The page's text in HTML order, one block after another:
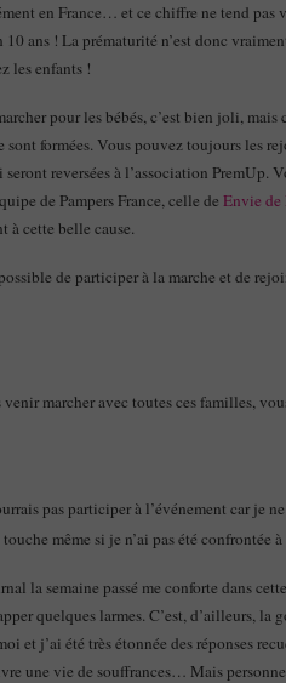
en France… et ce chiffre ne tend pas
10 ans ! La prématurité n’est donc
les enfants !
pour les bébés, c’est bien joli,
sont formées. Vous pouvez toujours les
seront reversées à l’association PremUp.
de Pampers France, celle de Envie de
à cette belle cause.
de participer à la marche et de
venir marcher avec toutes ces familles,
pas participer à l’événement car je
même si je n’ai pas été confrontée
la semaine passé me conforte dans
quelques larmes. C’est, d’ailleurs,
et j’ai été très étonnée des réponses
une vie de souffrances… Mais